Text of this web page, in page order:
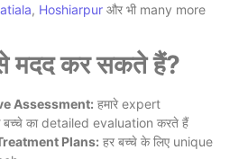
, Hoshiarpur और भी many more
मदद कर सकते हैं?
Assessment: हमारे expert
का detailed evaluation करते हैं
Plans: हर बच्चे के लिए unique